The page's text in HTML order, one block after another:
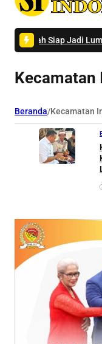
Siap Jadi Lumbung
Kecamatan
Beranda/Kecamatan